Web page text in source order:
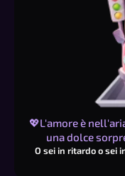
💖L'amore è
una dolce
O sei in ritardo o sei